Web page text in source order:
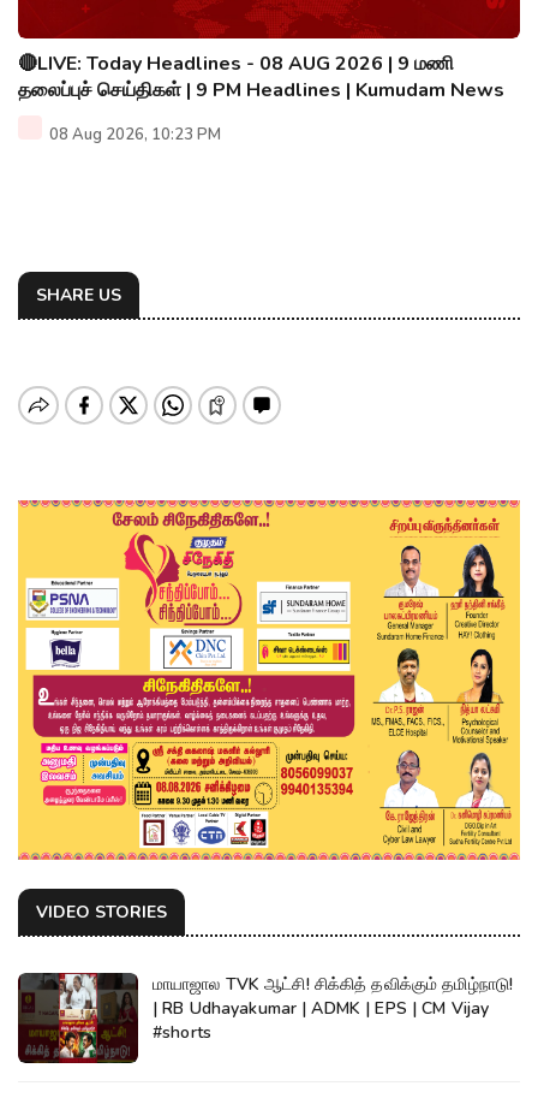
🔴LIVE: Today Headlines - 08 AUG 2026 | 9 மணி
தலைப்புச் செய்திகள் | 9 PM Headlines | Kumudam News
08 Aug 2026, 10:23 PM
SHARE US
VIDEO STORIES
மாயாஜால TVK ஆட்சி! சிக்கித் தவிக்கும் தமிழ்நாடு!
| RB Udhayakumar | ADMK | EPS | CM Vijay
#shorts